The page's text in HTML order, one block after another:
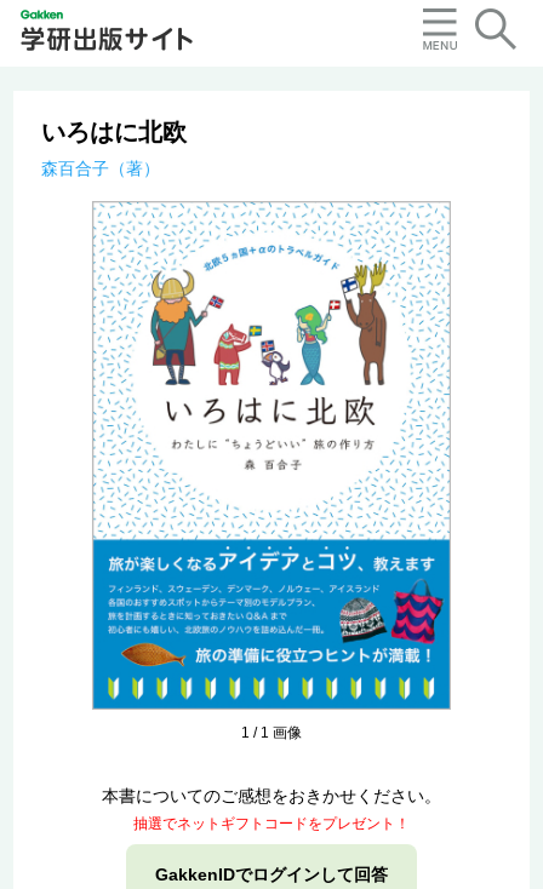
いろはに北欧
森百合子（著）
1 / 1 画像
本書についてのご感想をおきかせください。
抽選でネットギフトコードをプレゼント！
GakkenIDでログインして回答